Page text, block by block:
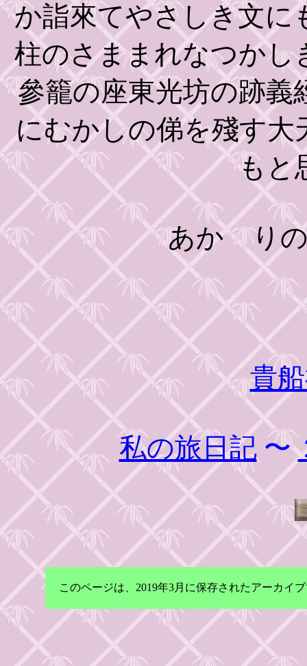
か詣來てやさしき文に
柱のさままれなつかし
參籠の座東光坊の跡義
にむかしの俤を殘す大
もと
あかゝりの痕
貴
私の旅日記〜
このページは、2019年3月に保存されたアーカイ